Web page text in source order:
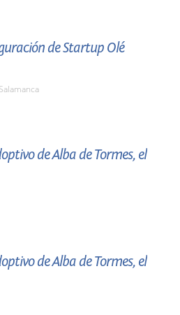
de Startup Olé
de Alba de Tormes, el
de Alba de Tormes, el